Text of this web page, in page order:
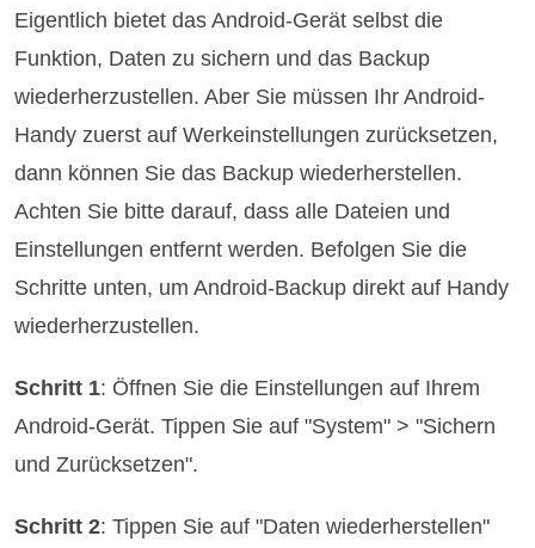
Eigentlich bietet das Android-Gerät selbst die
Funktion, Daten zu sichern und das Backup
wiederherzustellen. Aber Sie müssen Ihr Android-
Handy zuerst auf Werkeinstellungen zurücksetzen,
dann können Sie das Backup wiederherstellen.
Achten Sie bitte darauf, dass alle Dateien und
Einstellungen entfernt werden. Befolgen Sie die
Schritte unten, um Android-Backup direkt auf Handy
wiederherzustellen.
Schritt 1: Öffnen Sie die Einstellungen auf Ihrem
Android-Gerät. Tippen Sie auf "System" > "Sichern
und Zurücksetzen".
Schritt 2: Tippen Sie auf "Daten wiederherstellen"